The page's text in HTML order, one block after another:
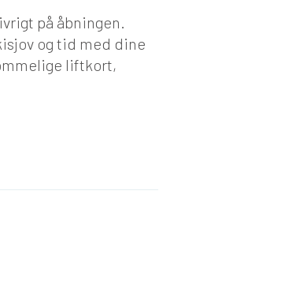
på åbningen.
og tid med dine
liftkort,